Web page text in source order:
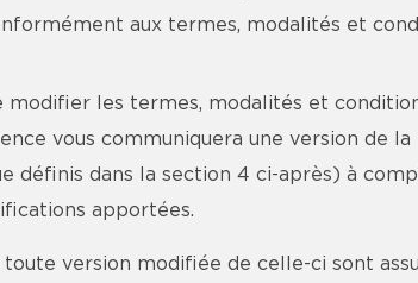
aux termes, modalités et
modifier les termes, modalités et
vous communiquera une version
définis dans la section 4 ci-après) à
apportées.
version modifiée de celle-ci sont